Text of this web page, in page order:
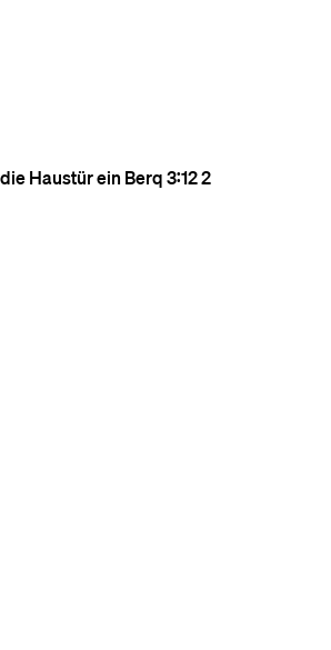
die Haustür ein Berq3:122